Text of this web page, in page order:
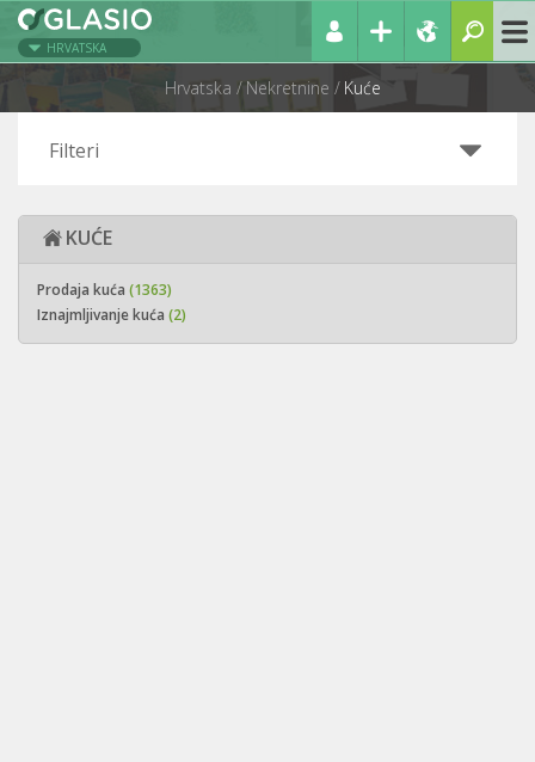
HRVATSKA
Hrvatska Nekretnine Kuće
Filteri
KUĆE
Prodaja kuća (1363)
Iznajmljivanje kuća (2)